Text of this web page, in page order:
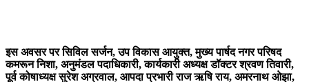
इस अवसर पर सिविल सर्जन, उप विकास आयुक्त, मुख्य पार्षद नगर परिषद
कमरून निशा, अनुमंडल पदाधिकारी, कार्यकारी अध्यक्ष डॉक्टर श्रवण तिवारी,
पूर्व कोषाध्यक्ष सुरेश अग्रवाल, आपदा प्रभारी राज ऋषि राय, अमरनाथ ओझा,